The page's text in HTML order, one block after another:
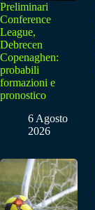
Preliminari
Conference
League,
Debrecen
Copenaghen:
probabili
formazioni e
pronostico
6 Agosto
2026